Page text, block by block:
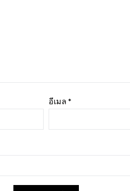
อีเมล*